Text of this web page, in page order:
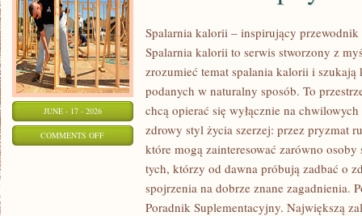
JUNE - 17 - 2026
COMMENTS OFFON
Spalarnia kalorii – inspirujący
Spalarnia kalorii to serwis stworzony z
zrozumieć temat spalania kalorii i
podanych w naturalny sposób. To
chcą opierać się wyłącznie na
zdrowy styl życia szerzej: przez pryzmat
które mogą zainteresować zarówno
tych, którzy od dawna próbują zadbać o
spojrzenia na dobrze znane zagadnienia.
Poradnik Suplementacyjny. Największą